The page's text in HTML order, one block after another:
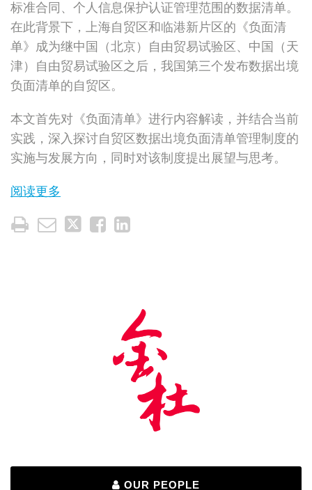
标准合同、个人信息保护认证管理范围的数据清单。
在此背景下，上海自贸区和临港新片区的《负面清
单》成为继中国（北京）自由贸易试验区、中国（天
津）自由贸易试验区之后，我国第三个发布数据出境
负面清单的自贸区。
本文首先对《负面清单》进行内容解读，并结合当前
实践，深入探讨自贸区数据出境负面清单管理制度的
实施与发展方向，同时对该制度提出展望与思考。
阅读更多
OUR PEOPLE